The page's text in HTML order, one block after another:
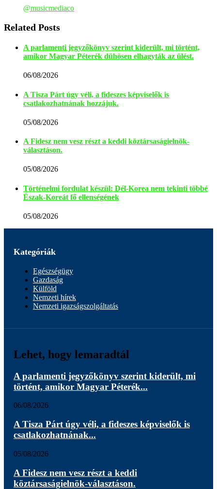
@musicmediaco
Related Posts
A parlamenti jegyzőkönyv szerint kiderült, mi történt,
amikor Magyar Péterék dühösen elhagyták az ülést.
06/08/2026
A Tisza Párt úgy véli, a fideszes képviselők is
csatlakozhatnának hozzájuk.
05/08/2026
A Fidesz nem vesz részt a keddi köztársaságielnök-
választáson.
05/08/2026
Történelmi fordulat készül: Dél-Korea nem tekinti többé
Észak-Koreát fő ellenségének
05/08/2026
Kategóriák
Egészségügy
Gazdaság
Külföld
Nemzeti hírek
Nemzeti igazságszolgáltatás
Lehet, hogy lemaradtál
A parlamenti jegyzőkönyv szerint kiderült, mi
történt, amikor Magyar Péterék...
06/08/2026
A Tisza Párt úgy véli, a fideszes képviselők is
csatlakozhatnának...
05/08/2026
A Fidesz nem vesz részt a keddi
köztársaságielnök-választáson.